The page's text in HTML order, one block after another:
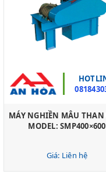
MÁY NGHIỀN MẪU
MODEL: SMP400×600
Giá: Liên hệ